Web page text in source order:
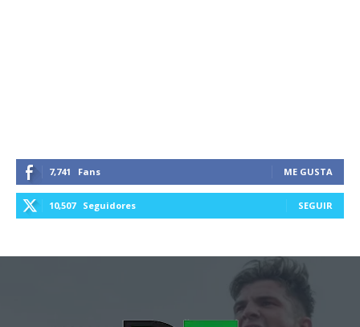
7,741 Fans ME GUSTA
10,507 Seguidores SEGUIR